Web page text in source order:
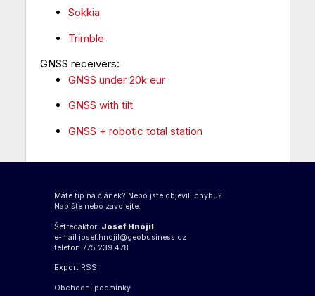
Sokkia
Trimble
GNSS receivers:
GNSS under 20k eur
GNSS with tilt
GNSS + robotic total station
Máte tip na článek? Nebo jste objevili chybu?
Napište nebo zavolejte.
Šéfredaktor: Josef Hnojil
e-mail josef.hnojil@geobusiness.cz
telefon 775 239 478
Export RSS
Obchodní podmínky